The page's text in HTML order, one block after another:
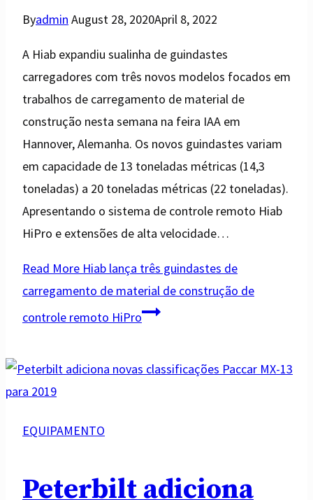
Byadmin August 28, 2020April 8, 2022
A Hiab expandiu sualinha de guindastes
carregadores com três novos modelos focados em
trabalhos de carregamento de material de
construção nesta semana na feira IAA em
Hannover, Alemanha. Os novos guindastes variam
em capacidade de 13 toneladas métricas (14,3
toneladas) a 20 toneladas métricas (22 toneladas).
Apresentando o sistema de controle remoto Hiab
HiPro e extensões de alta velocidade…
Read More Hiab lança três guindastes de
carregamento de material de construção de
controle remoto HiPro
EQUIPAMENTO
Peterbilt adiciona